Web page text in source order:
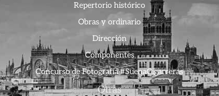
Repertorio histórico
Obras y ordinario
Dirección
Componentes
Concurso de Fotografía #SuenaCigarreras
Otras